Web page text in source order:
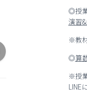
◎授
演習&
※教
◎算
※授
LINE